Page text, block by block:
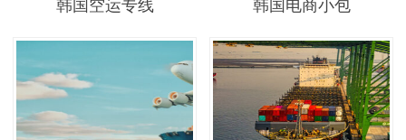
韩国空运专线 韩国电商小包